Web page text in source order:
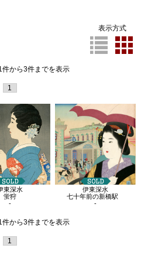
表示方式
から3件までを表示
1
東深水
蛍狩
-
伊東深水
七十年前の新橋駅
-
から3件までを表示
1